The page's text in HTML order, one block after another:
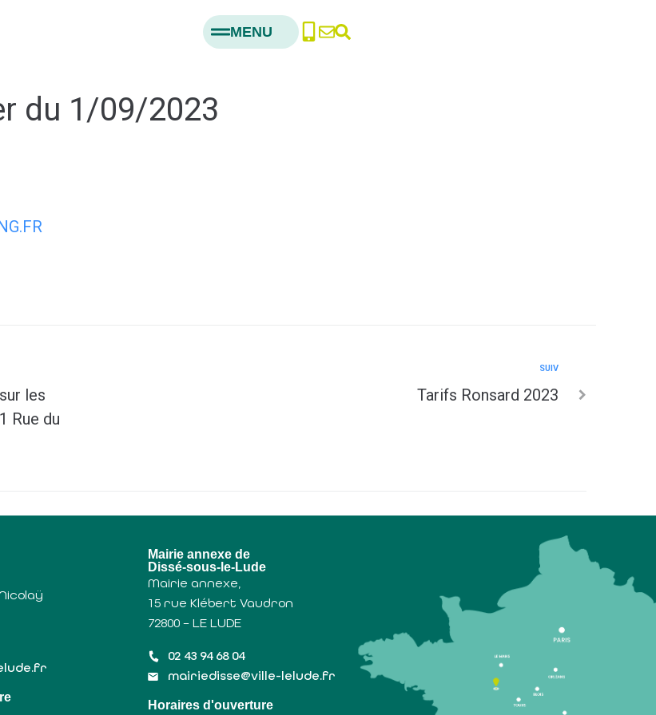
MENU
du 1/09/2023
les
Rue du
SUIV
Tarifs Ronsard 2023
Mairie annexe de
Dissé-sous-le-Lude
Mairie annexe,
15 rue Klébert Vaudron
72800 – LE LUDE
02 43 94 68 04
mairiedisse@ville-lelude.fr
Horaires d'ouverture